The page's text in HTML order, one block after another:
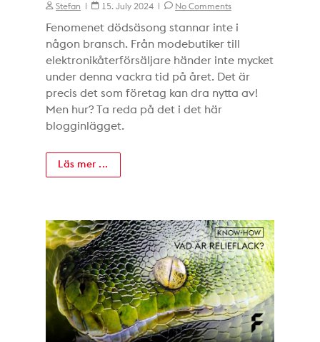
Stefan 15. July 2024 No Comments
Fenomenet dödsäsong stannar inte i
någon bransch. Från modebutiker till
elektronikåterförsäljare händer inte mycket
under denna vackra tid på året. Det är
precis det som företag kan dra nytta av!
Men hur? Ta reda på det i det här
blogginlägget.
Läs mer ...